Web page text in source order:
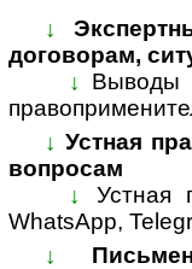
↓
договорам,
↓
Выводы
↓ Устная
вопросам
↓
Устная
WhatsApp,
↓